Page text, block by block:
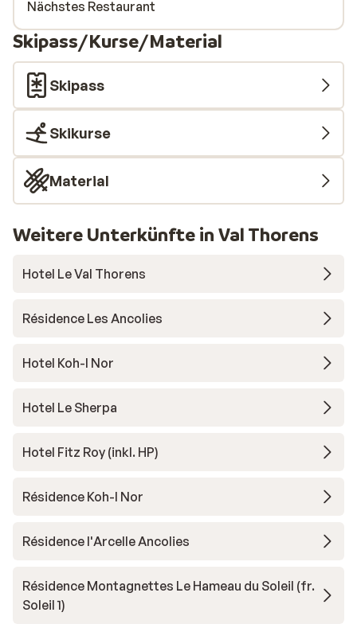
Nächstes Restaurant
Skipass/Kurse/Material
Skipass
Skikurse
Material
Weitere Unterkünfte in Val Thorens
Hotel Le Val Thorens
Résidence Les Ancolies
Hotel Koh-I Nor
Hotel Le Sherpa
Hotel Fitz Roy (inkl. HP)
Résidence Koh-I Nor
Résidence l'Arcelle Ancolies
Résidence Montagnettes Le Hameau du Soleil (fr.
Soleil 1)